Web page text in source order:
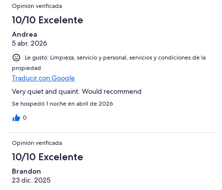
Opinión verificada
10/10 Excelente
Andrea
5 abr. 2026
Le gustó: Limpieza, servicio y personal, servicios y condiciones de la
propiedad
Traducir con Google
Very quiet and quaint. Would recommend
Se hospedó 1 noche en abril de 2026
0
Opinión verificada
10/10 Excelente
Brandon
23 dic. 2025